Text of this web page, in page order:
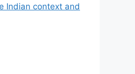
Indian context and